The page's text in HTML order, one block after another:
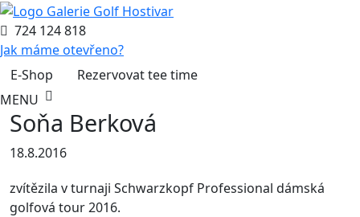
724 124 818
Jak máme otevřeno?
E-Shop
Rezervovat tee time
MENU
Soňa Berková
18.8.2016
zvítězila v turnaji Schwarzkopf Professional dámská
golfová tour 2016.